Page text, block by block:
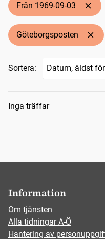
Från 1969-09-03
Göteborgsposten
Sortera:
Sökresultat
Inga träffar
Information
Om tjänsten
Alla tidningar A-Ö
Hantering av